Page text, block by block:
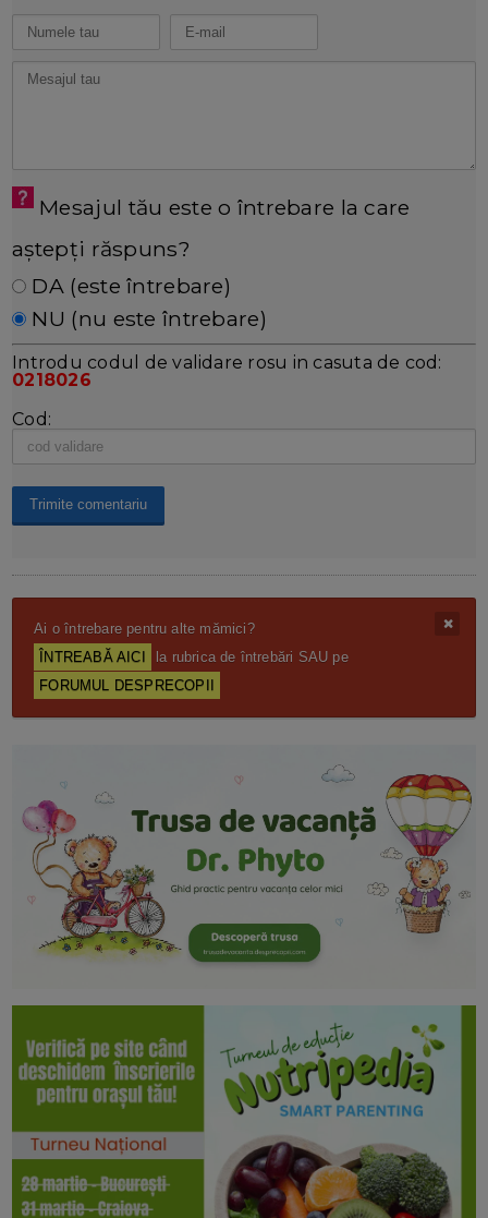
Mesajul tău este o întrebare la care
aștepți răspuns?
DA (este întrebare)
NU (nu este întrebare)
Introdu codul de validare rosu in casuta de cod:
0218026
Cod:
Ai o întrebare pentru alte mămici?
ÎNTREABĂ AICI
la rubrica de întrebări SAU pe
FORUMUL DESPRECOPII